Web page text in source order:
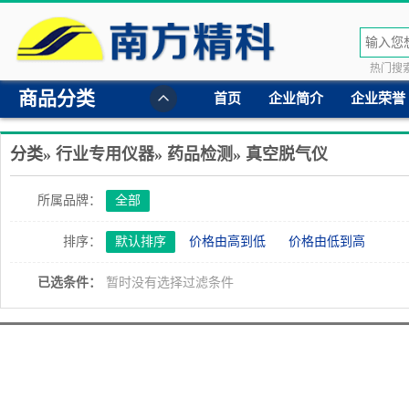
热门搜
商品分类 首页 企业简介 企业荣誉
分类» 行业专用仪器» 药品检测 » 真空脱气仪
所属品牌： 全部
排序： 默认排序 价格由高到低 价格由低到高
已选条件： 暂时没有选择过滤条件